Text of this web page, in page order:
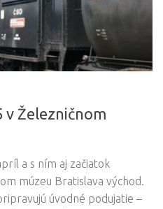
v Železničnom
a s ním aj začiatok
múzeu Bratislava východ.
úvodné podujatie –